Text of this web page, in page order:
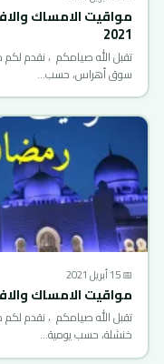
مواقيت الامساك
2021
سوق أهراس، حسب…
📅 15 أبريل 2021
مواقيت الامساك
خنشلة، حسب يومية…